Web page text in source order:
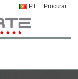
PT Procurar